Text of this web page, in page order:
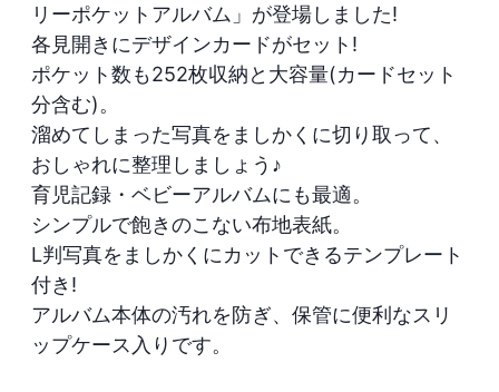
リーポケットアルバム」が登場しました!
各見開きにデザインカードがセット!
ポケット数も252枚収納と大容量(カードセット
分含む)。
溜めてしまった写真をましかくに切り取って、
おしゃれに整理しましょう♪
育児記録・ベビーアルバムにも最適。
シンプルで飽きのこない布地表紙。
L判写真をましかくにカットできるテンプレート
付き!
アルバム本体の汚れを防ぎ、保管に便利なスリ
ップケース入りです。